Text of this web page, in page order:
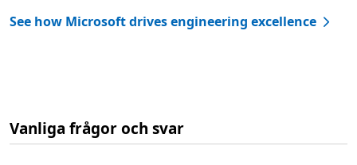
See how Microsoft drives engineering excellence
Vanliga frågor och svar